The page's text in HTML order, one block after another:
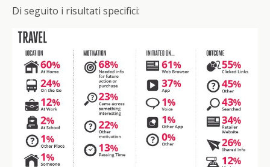
Di seguito i risultati specifici: